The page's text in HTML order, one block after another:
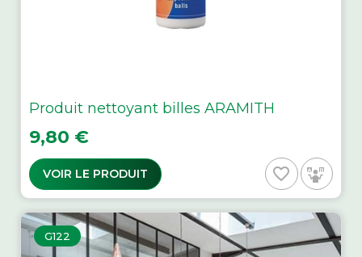
Produit nettoyant billes ARAMITH
Prix
9,80 €
VOIR LE PRODUIT favorite_border
G122